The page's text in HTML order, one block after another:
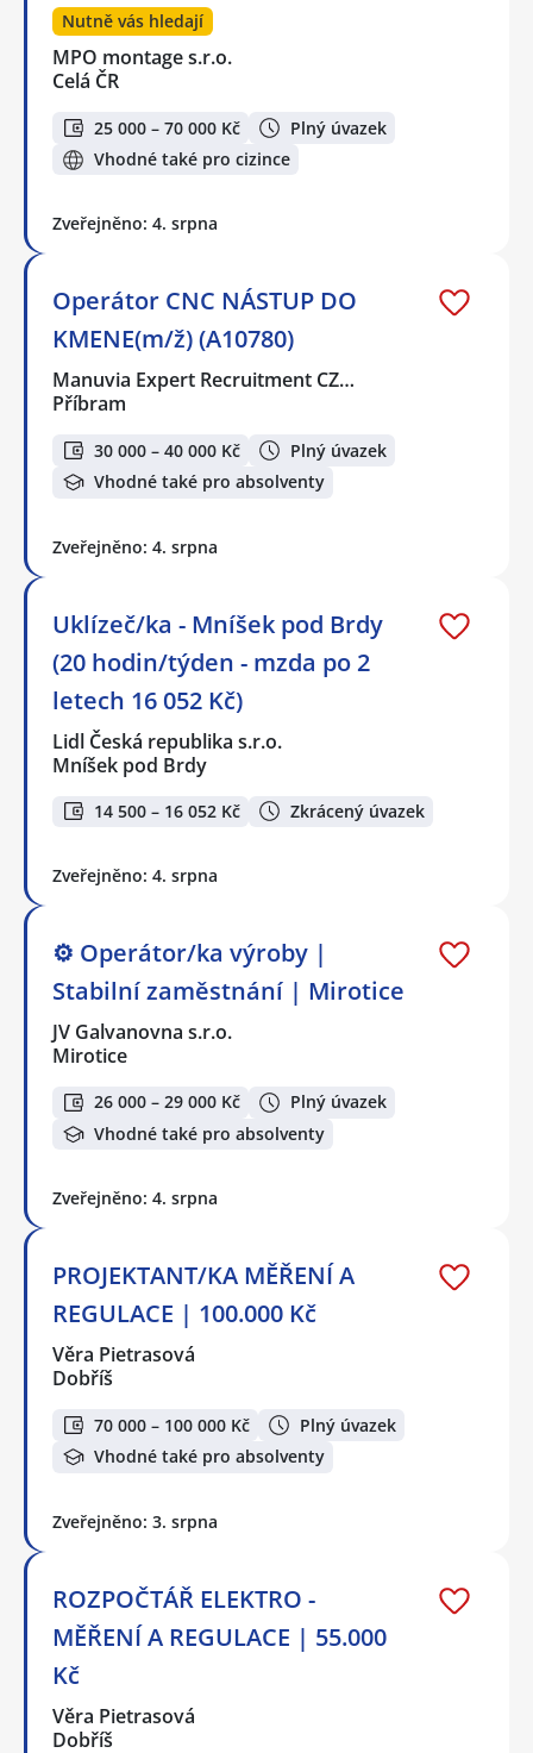
Nutně vás hledají
MPO montage s.r.o.
Celá ČR
25 000 – 70 000 Kč
Plný úvazek
Vhodné také pro cizince
Zveřejněno: 4. srpna
Operátor CNC NÁSTUP DO
KMENE(m/ž) (A10780)
Manuvia Expert Recruitment CZ…
Příbram
30 000 – 40 000 Kč
Plný úvazek
Vhodné také pro absolventy
Zveřejněno: 4. srpna
Uklízeč/ka - Mníšek pod Brdy
(20 hodin/týden - mzda po 2
letech 16 052 Kč)
Lidl Česká republika s.r.o.
Mníšek pod Brdy
14 500 – 16 052 Kč Zkrácený úvazek
Zveřejněno: 4. srpna
⚙️ Operátor/ka výroby |
Stabilní zaměstnání | Mirotice
JV Galvanovna s.r.o.
Mirotice
26 000 – 29 000 Kč
Plný úvazek
Vhodné také pro absolventy
Zveřejněno: 4. srpna
PROJEKTANT/KA MĚŘENÍ A
REGULACE | 100.000 Kč
Věra Pietrasová
Dobříš
70 000 – 100 000 Kč
Plný úvazek
Vhodné také pro absolventy
Zveřejněno: 3. srpna
ROZPOČTÁŘ ELEKTRO -
MĚŘENÍ A REGULACE | 55.000
Kč
Věra Pietrasová
Dobříš